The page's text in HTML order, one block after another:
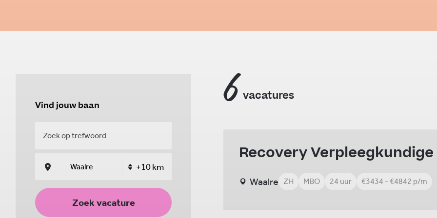
Vind jouw baan
Zoek vacature
6vacatures
Recovery Verpleegkundige
Waalre ZH MBO 24 uur €3434 - €4842 p/m